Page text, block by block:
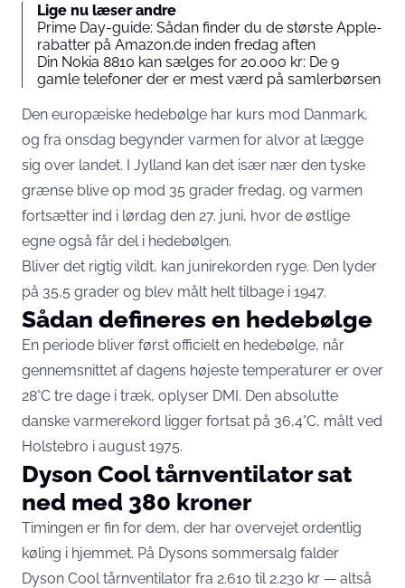
Lige nu læser andre
Prime Day-guide: Sådan finder du de største Apple-
rabatter på Amazon.de inden fredag aften
Din Nokia 8810 kan sælges for 20.000 kr: De 9
gamle telefoner der er mest værd på samlerbørsen
Den europæiske hedebølge har kurs mod Danmark,
og fra onsdag begynder varmen for alvor at lægge
sig over landet. I Jylland kan det især nær den tyske
grænse blive op mod 35 grader fredag, og varmen
fortsætter ind i lørdag den 27. juni, hvor de østlige
egne også får del i hedebølgen.
Bliver det rigtig vildt, kan junirekorden ryge. Den lyder
på 35,5 grader og blev målt helt tilbage i 1947.
Sådan defineres en hedebølge
En periode bliver først officielt en hedebølge, når
gennemsnittet af dagens højeste temperaturer er over
28°C tre dage i træk, oplyser DMI. Den absolutte
danske varmerekord ligger fortsat på 36,4°C, målt ved
Holstebro i august 1975.
Dyson Cool tårnventilator sat
ned med 380 kroner
Timingen er fin for dem, der har overvejet ordentlig
køling i hjemmet. På Dysons sommersalg falder
Dyson Cool tårnventilator fra 2.610 til 2.230 kr — altså